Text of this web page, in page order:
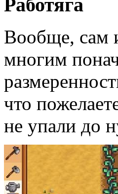
Работяга
Вообще, сам
многим
что
не упали до